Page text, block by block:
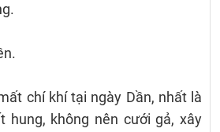
chí khí tại ngày Dần, nhất là
hung, không nên cưới gả, xây